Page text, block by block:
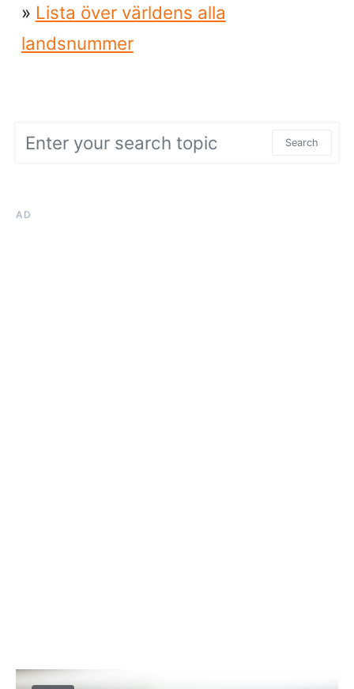
» Lista över världens alla
landsnummer
Search
AD